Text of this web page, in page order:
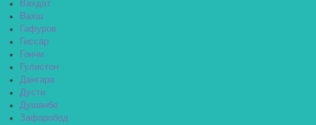
Вахдат
Вахш
Гафуров
Гиссар
Гончи
Гулистон
Дангара
Дусти
Душанбе
Зафаробод